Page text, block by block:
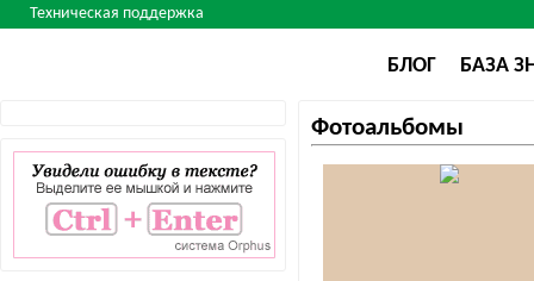
Техническая поддержка
БЛОГ БАЗА
Фотоальбомы